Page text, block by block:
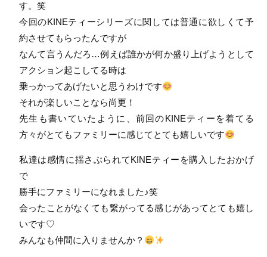
す。笑
今回のKINEティーシリーズに関しては普通に欲しくて予
約させてもらったんですが
なんて言うんだろ…例えば誰かが何か盛り上げようとして
アクション起こしてる時は
乗っかってあげたいと思うわけです
それが楽しいことなら尚更！
先生も書いていたように、前回のKINEティーを着てる
方々がとてもファミリーに感じてとても嬉しいです
私達は感情に揺さぶられてKINEティーを購入したおかげ
で
勝手にファミリーになれました♪笑
会ったことがなくても繋がってる感じがあってとても嬉し
いです♡
みんなも仲間に入りませんか？